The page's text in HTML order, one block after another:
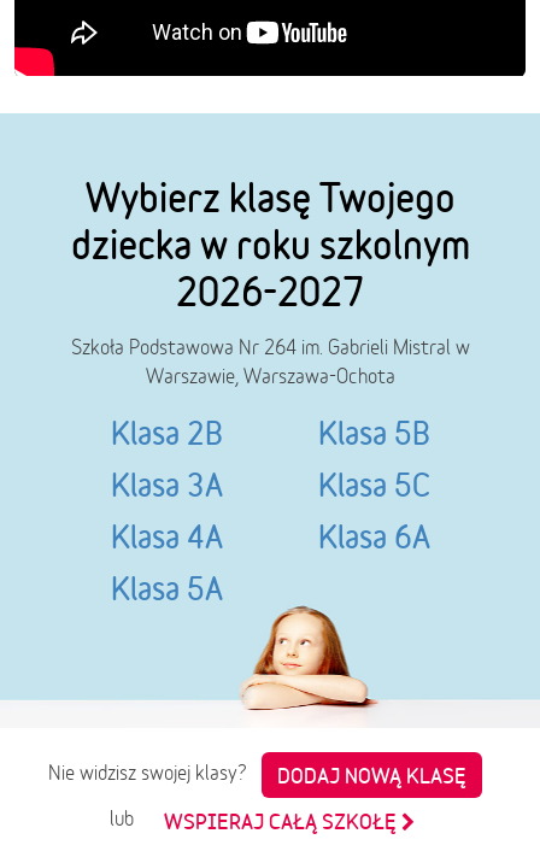
Wybierz klasę Twojego
dziecka w roku szkolnym
2026-2027
Szkoła Podstawowa Nr 264 im. Gabrieli Mistral w
Warszawie, Warszawa-Ochota
Klasa 2B
Klasa 3A
Klasa 4A
Klasa 5A
Klasa 5B
Klasa 5C
Klasa 6A
Nie widzisz swojej klasy?
DODAJ NOWĄ KLASĘ
lub
WSPIERAJ CAŁĄ SZKOŁĘ